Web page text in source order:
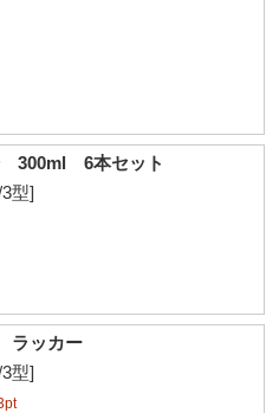
300ml 6本セット
型]
ッカー
型]